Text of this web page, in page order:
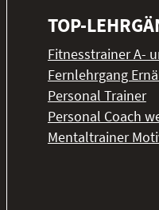
TOP-
Fitnesstrainer A-
Fernlehrgang
Personal Trainer
Personal Coach
Mentaltrainer